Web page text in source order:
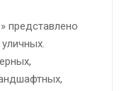
представлено